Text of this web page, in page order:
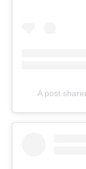
A post